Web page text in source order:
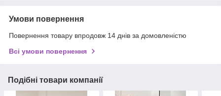
Умови повернення
Повернення товару впродовж 14 днів за домовленістю
Всі умови повернення
Подібні товари компанії